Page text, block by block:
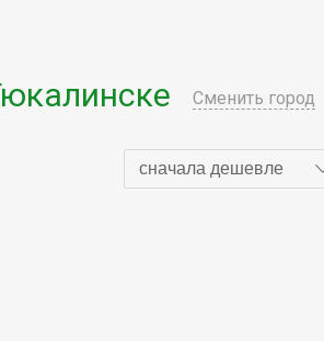
Сменить город
сначала дешевле